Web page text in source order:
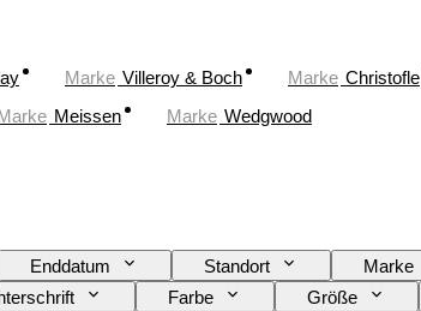
Marke Villeroy & Boch Marke Christofle
Meissen Marke Wedgwood
Enddatum Standort Marke
Farbe Größe